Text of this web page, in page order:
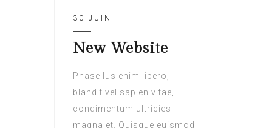
30 JUIN
New Website
Phasellus enim libero,
blandit vel sapien vitae,
condimentum ultricies
magna et. Quisque euismod